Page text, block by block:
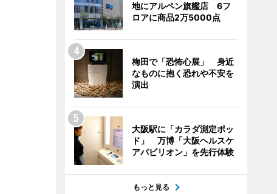
地にアルペン旗艦店 6フ
ロアに商品2万5000点
梅田で「恐怖心展」 身近
なものに抱く恐れや不安を
演出
大阪駅に「カラダ測定ポッ
ド」 万博「大阪ヘルスケ
アパビリオン」を先行体験
もっと見る